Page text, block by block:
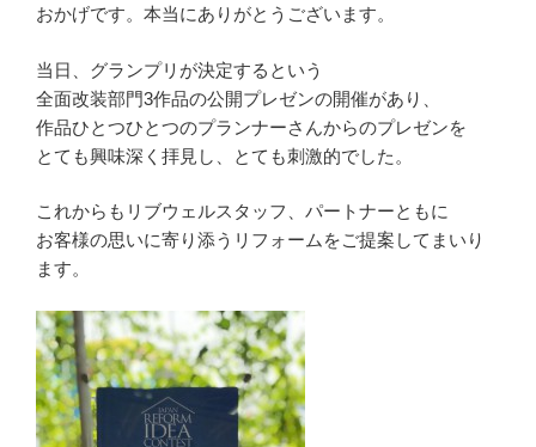
おかげです。本当にありがとうございます。
当日、グランプリが決定するという
全面改装部門3作品の公開プレゼンの開催があり、
作品ひとつひとつのプランナーさんからのプレゼンを
とても興味深く拝見し、とても刺激的でした。
これからもリブウェルスタッフ、パートナーともに
お客様の思いに寄り添うリフォームをご提案してまいり
ます。